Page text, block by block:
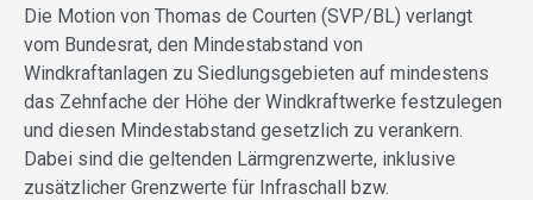
Die Motion von Thomas de Courten (SVP/BL) verlangt
vom Bundesrat, den Mindestabstand von
Windkraftanlagen zu Siedlungsgebieten auf mindestens
das Zehnfache der Höhe der Windkraftwerke festzulegen
und diesen Mindestabstand gesetzlich zu verankern.
Dabei sind die geltenden Lärmgrenzwerte, inklusive
zusätzlicher Grenzwerte für Infraschall bzw.